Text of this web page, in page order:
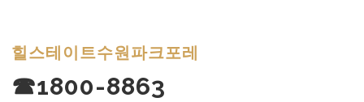
힐스테이트수원파크포레
☎1800-8863